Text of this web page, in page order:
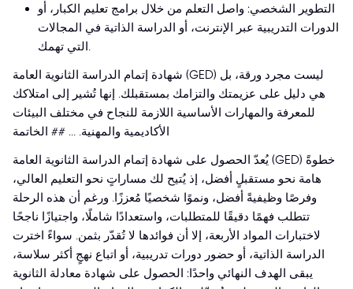
التطوير الشخصي: واصل التعلم من خلال برامج تعليم الكبار، أو
الدورات التدريبية عبر الإنترنت، أو الدراسة الذاتية في المجالات
التي تهمك.
شهادة إتمام الدراسة الثانوية العامة (GED) ليست مجرد ورقة، بل
هي دليل على عزيمتك والتزامك بمستقبلك. إنها تُشير إلى امتلاكك
للمعرفة والمهارات الأساسية اللازمة للنجاح في مختلف البيئات
الأكاديمية والمهنية. ... ## الخاتمة
يُعدّ الحصول على شهادة إتمام الدراسة الثانوية العامة (GED) خطوةً
هامة نحو مستقبلٍ أفضل، إذ يُتيح لك مساراتٍ نحو التعليم العالي،
وفرصًا وظيفيةً أفضل، ونموًا شخصيًا مُعززًا. ورغم أن هذه الرحلة
تتطلب فهمًا دقيقًا للمتطلبات، واستعدادًا شاملًا، واجتيازًا ناجحًا
لاختبارات المواد الأربعة، إلا أن فوائدها لا تُقدّر بثمن. سواءً اخترت
الدراسة الذاتية، أو حضور دورات تدريبية، أو اتباع نهجٍ أكثر سلاسة،
يبقى الهدف النهائي واحدًا: الحصول على شهادة معادلة الثانوية